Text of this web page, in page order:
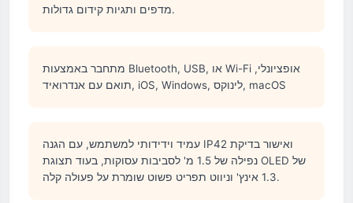
מדפים ותגיות קידום גדולות.
מתחבר באמצעות Bluetooth, USB, או Wi-Fi אופציונלי,
תואם עם אנדרואיד, iOS, Windows, לינוקס, macOS
עמיד וידידותי למשתמש, עם הגנה IP42 ואישור בדיקת
נפילה של 1.5 מ' לסביבות עסוקות, בעוד תצוגת OLED של
1.3 אינץ' וניווט תפריט פשוט שומרת על פעולה קלה.